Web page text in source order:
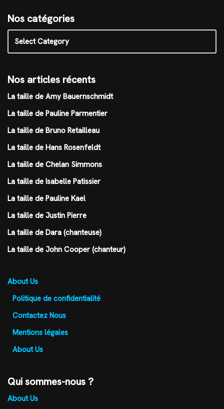
Nos catégories
Nos articles récents
La taille de Amy Bauernschmidt
La taille de Pauline Parmentier
La taille de Bruno Retailleau
La taille de Hans Rosenfeldt
La taille de Chelan Simmons
La taille de Isabelle Patissier
La taille de Pauline Kael
La taille de Justin Pierre
La taille de Dara (chanteuse)
La taille de John Cooper (chanteur)
About Us
Politique de confidentialité
Contactez Nous
Mentions légales
About Us
Qui sommes-nous ?
About Us